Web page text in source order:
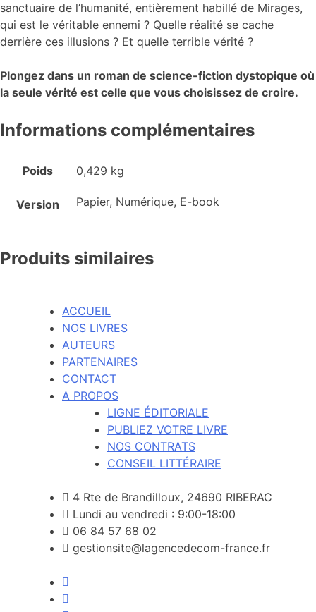
sanctuaire de l’humanité, entièrement habillé de Mirages,
qui est le véritable ennemi ? Quelle réalité se cache
derrière ces illusions ? Et quelle terrible vérité ?
Plongez dans un roman de science-fiction dystopique où
la seule vérité est celle que vous choisissez de croire.
Informations complémentaires
Poids 0,429 kg
Version Papier, Numérique, E-book
Produits similaires
ACCUEIL
NOS LIVRES
AUTEURS
PARTENAIRES
CONTACT
A PROPOS
LIGNE ÉDITORIALE
PUBLIEZ VOTRE LIVRE
NOS CONTRATS
CONSEIL LITTÉRAIRE
4 Rte de Brandilloux, 24690 RIBERAC
Lundi au vendredi : 9:00-18:00
06 84 57 68 02
gestionsite@lagencedecom-france.fr